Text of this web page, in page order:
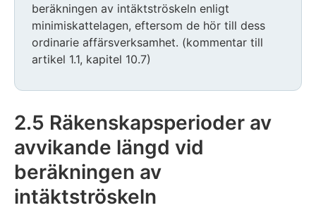
beräkningen av intäktströskeln enligt
minimiskattelagen, eftersom de hör till dess
ordinarie affärsverksamhet. (kommentar till
artikel 1.1, kapitel 10.7)
2.5 Räkenskapsperioder av
avvikande längd vid
beräkningen av
intäktströskeln